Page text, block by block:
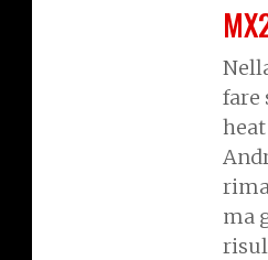
fare
ma